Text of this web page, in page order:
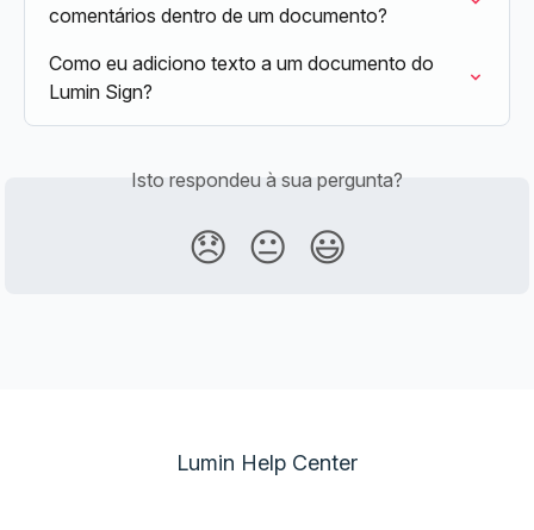
comentários dentro de um documento?
Como eu adiciono texto a um documento do
Lumin Sign?
Isto respondeu à sua pergunta?
😞 😐 😃
Lumin Help Center